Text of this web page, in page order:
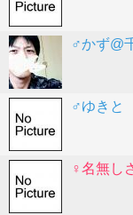
♂かず@
♂ゆきと
♀名無し